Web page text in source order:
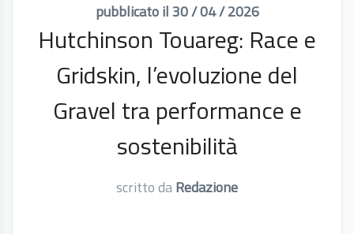
pubblicato il 30 / 04 / 2026
Hutchinson Touareg: Race e
Gridskin, l’evoluzione del
Gravel tra performance e
sostenibilità
scritto daRedazione